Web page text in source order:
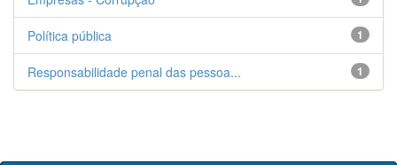
1
Política pública
1
Responsabilidade penal das pessoa...